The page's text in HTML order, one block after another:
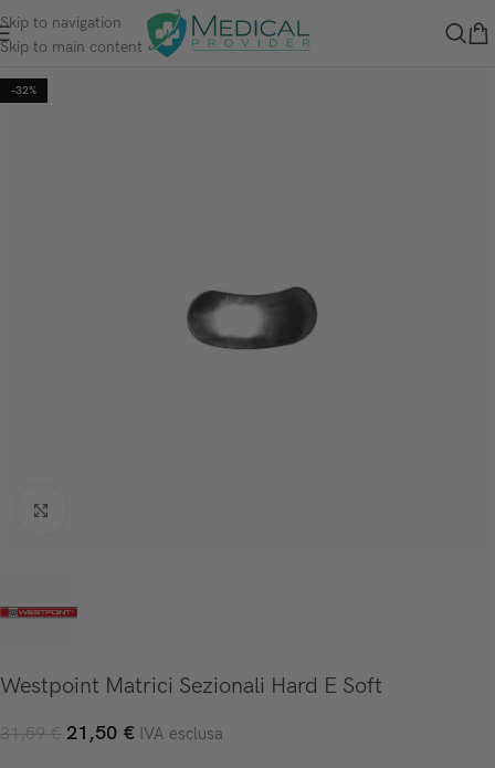
Skip to navigation
Skip to main content
-32%
Westpoint Matrici Sezionali Hard E Soft
31,59€ 21,50 € IVA esclusa